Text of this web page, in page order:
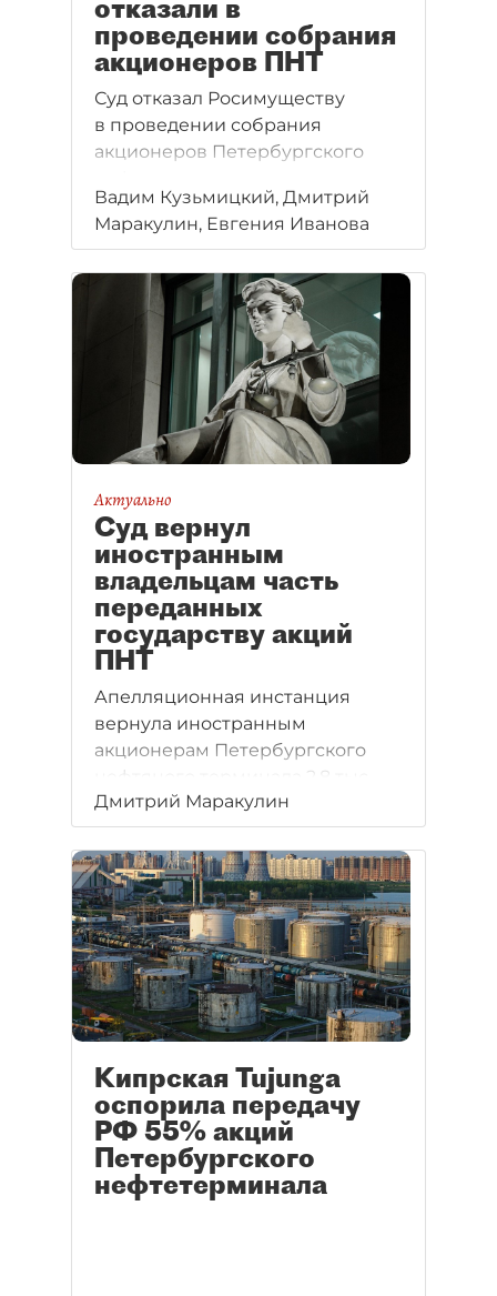
отказали в
проведении собрания
акционеров ПНТ
Суд отказал Росимуществу
в проведении собрания
акционеров Петербургского
на контрольный пакет акций.
Вадим Кузьмицкий, Дмитрий
Маракулин, Евгения Иванова
Актуально
Суд вернул
иностранным
владельцам часть
переданных
государству акций
ПНТ
Апелляционная инстанция
вернула иностранным
акционерам Петербургского
нефтяного терминала 2,8 тыс.
акций. Однако судебная баталия
за них, вероятно, продолжится
в Арбитражном суде Северо–
Западного округа.
Дмитрий Маракулин
Кипрская Tujunga
оспорила передачу
РФ 55% акций
Петербургского
нефтетерминала